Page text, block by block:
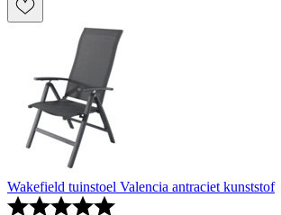
Wakefield tuinstoel Valencia antraciet kunststof